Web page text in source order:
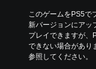
このゲームをPS5で
新バージョンにアッ
プレイできますが、
できない場合があり
参照してください。